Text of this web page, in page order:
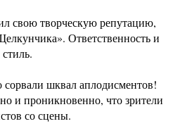
свою творческую репутацию,
Ответственность и
шквал аплодисментов!
и проникновенно, что зрители
со сцены.